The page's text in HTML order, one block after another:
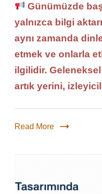
Günümüzde
yalnızca bilgi
aynı zamanda
etmek ve onlarla
ilgilidir.
artık yerini,
Read More